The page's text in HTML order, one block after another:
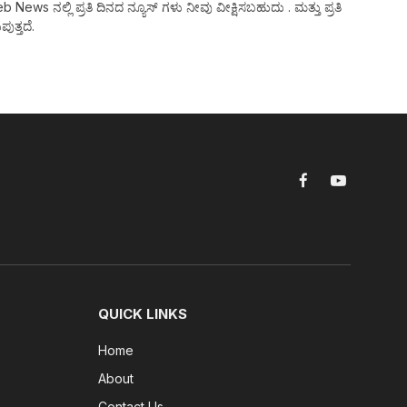
ನಲ್ಲಿ ಪ್ರತಿ ದಿನದ ನ್ಯೂಸ್ ಗಳು ನೀವು ವೀಕ್ಷಿಸಬಹುದು . ಮತ್ತು ಪ್ರತಿ
FacebookYouTube
QUICK LINKS
Home
About